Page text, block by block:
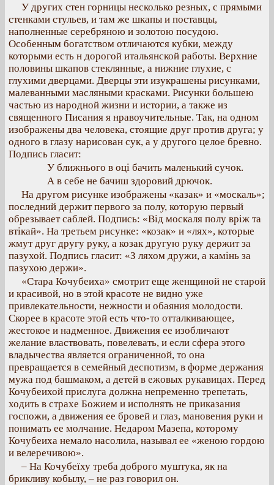
У других стен горницы несколько резных, с прямыми
стенками стульев, и там же шкапы и поставцы,
наполненные серебряною и золотою посудою.
Особенным богатством отличаются кубки, между
которыми есть н дорогой итальянской работы. Верхние
половины шкапов стеклянные, а нижние глухие, с
глухими дверцами. Дверцы эти изукрашены рисунками,
малеванными масляными красками. Рисунки большею
частью из народной жизни и истории, а также из
священного Писания я нравоучительные. Так, на одном
изображены два человека, стоящие друг против друга; у
одного в глазу нарисован сук, а у другого целое бревно.
Подпись гласит:
У ближнього в оці бачить маленький сучок.
А в себе не бачиш здоровий дрючок.
На другом рисунке изображены «казак» и «москаль»;
последний держит первого за полу, которую первый
обрезывает саблей. Подпись: «Від москаля полу вріж та
втікай». На третьем рисунке: «козак» и «лях», которые
жмут друг другу руку, а козак другую руку держит за
пазухой. Подпись гласит: «З ляхом дружи, а камінь за
пазухою держи».
«Стара Кочубеиха» смотрит еще женщиной не старой
и красивой, но в этой красоте не видно уже
привлекательности, нежности и обаяния молодости.
Скорее в красоте этой есть что-то отталкивающее,
жестокое и надменное. Движения ее изобличают
желание властвовать, повелевать, и если сфера этого
владычества является ограниченной, то она
превращается в семейный деспотизм, в форме держания
мужа под башмаком, а детей в ежовых рукавицах. Перед
Кочубеихой прислуга должна непременно трепетать,
ходить в страхе Божием и исполнять не приказания
госпожи, а движения ее бровей и глаз, мановения руки и
понимать ее молчание. Недаром Мазепа, которому
Кочубеиха немало насолила, называл ее «женою гордою
и велеречивою».
– На Кочубеїху треба доброго муштука, як на
брикливу кобылу, – не раз говорил он.